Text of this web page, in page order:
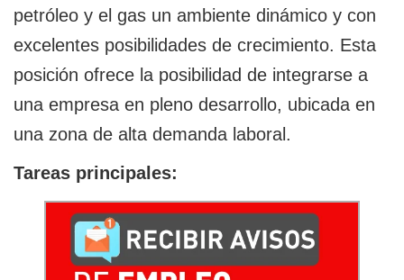
petróleo y el gas un ambiente dinámico y con
excelentes posibilidades de crecimiento. Esta
posición ofrece la posibilidad de integrarse a
una empresa en pleno desarrollo, ubicada en
una zona de alta demanda laboral.
Tareas principales: